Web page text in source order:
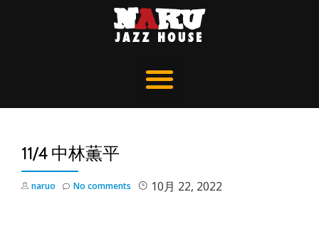
11/4 中林薫平
naruo 10月 22, 2022
No comments